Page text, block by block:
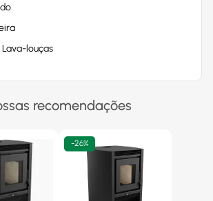
louças
recomendações
-26%